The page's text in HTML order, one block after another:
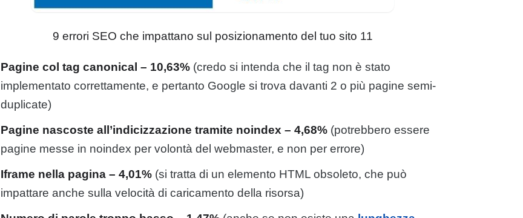
9 errori SEO che impattano sul posizionamento del tuo sito 11
Pagine col tag canonical – 10,63% (credo si intenda che il tag non è stato
implementato correttamente, e pertanto Google si trova davanti 2 o più pagine semi-
duplicate)
Pagine nascoste all’indicizzazione tramite noindex – 4,68% (potrebbero essere
pagine messe in noindex per volontà del webmaster, e non per errore)
Iframe nella pagina – 4,01% (si tratta di un elemento HTML obsoleto, che può
impattare anche sulla velocità di caricamento della risorsa)